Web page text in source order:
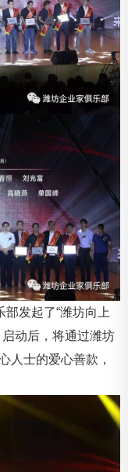
发起了“潍坊向上
动后，将通过潍坊
人士的爱心善款，